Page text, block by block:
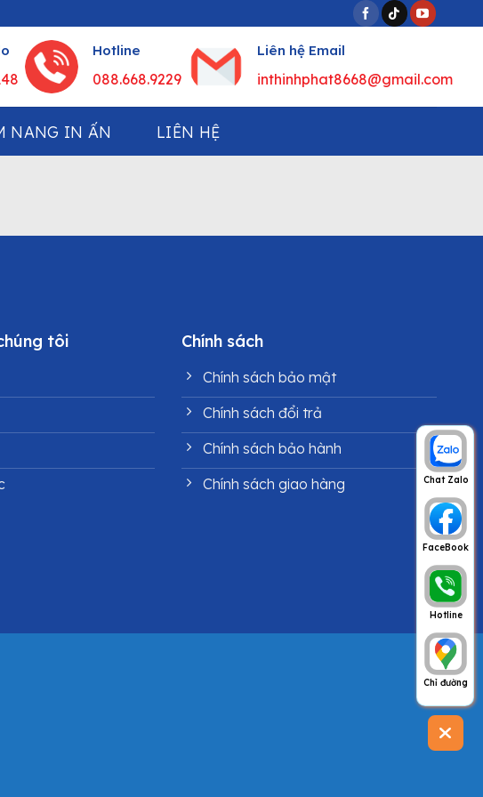
Hotline
088.668.9229
Liên hệ Email
inthinhphat8668@gmail.com
NANG IN ẤN LIÊN HỆ
tôi Chính sách
Chính sách bảo mật
Chính sách đổi trả
Chính sách bảo hành
Chính sách giao hàng
Chat Zalo
FaceBook
Hotline
Chỉ đường